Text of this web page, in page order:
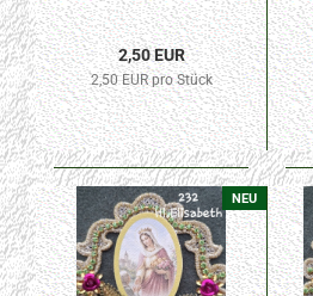
Stickrand) 40x55mm
2,50 EUR
2,50 EUR pro Stück
NEU